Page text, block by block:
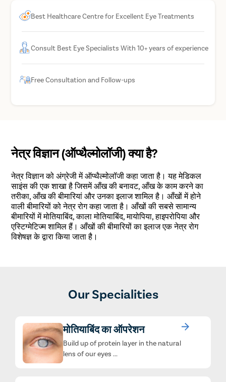
Best Healthcare Centre for Excellent Eye Treatments
Consult Best Eye Specialists With 10+ years of experience
Free Consultation and Follow-ups
नेत्र विज्ञान (ऑप्थैल्मोलॉजी) क्या है?
नेत्र विज्ञान को अंग्रेजी में ऑप्थैल्मोलॉजी कहा जाता है। यह मेडिकल
साइंस की एक शाखा है जिसमें आँख की बनावट, आँख के काम करने का
तरीका, आँख की बीमारियां और उनका इलाज शामिल है। आँखों में होने
वाली बीमारियों को नेत्र रोग कहा जाता है। आँखों की सबसे सामान्य
बीमारियों में मोतियाबिंद, काला मोतियाबिंद, मायोपिया, हाइपरोपिया और
एस्टिग्मेटिज्म शामिल हैं। आँखों की बीमारियों का इलाज एक नेत्र रोग
विशेषज्ञ के द्वारा किया जाता है।
Our Specialities
मोतियाबिंद का ऑपरेशन
Build up of protein layer in the natural
lens of our eyes ...